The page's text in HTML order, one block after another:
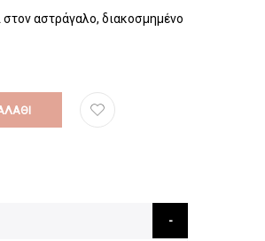
αστράγαλο, διακοσμημένο